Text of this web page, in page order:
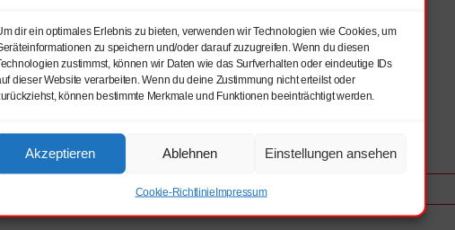
dir ein optimales Erlebnis zu bieten, verwenden wir Technologien wie Cookies, um
zu speichern und/oder darauf zuzugreifen. Wenn du diesen
zustimmst, können wir Daten wie das Surfverhalten oder eindeutige IDs
dieser Website verarbeiten. Wenn du deine Zustimmung nicht erteilst oder
können bestimmte Merkmale und Funktionen beeinträchtigt werden.
Akzeptieren Ablehnen Einstellungen ansehen
Cookie-RichtlinieImpressum
e.V.